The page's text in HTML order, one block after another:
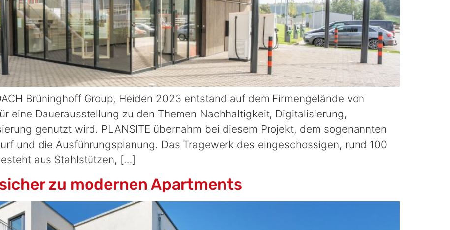
Brüninghoff Group, Heiden 2023 entstand auf dem Firmengelände von
eine Dauerausstellung zu den Themen Nachhaltigkeit, Digitalisierung,
genutzt wird. PLANSITE übernahm bei diesem Projekt, dem sogenannten
und die Ausführungsplanung. Das Tragewerk des eingeschossigen, rund 100
aus Stahlstützen, […]
zu modernen Apartments